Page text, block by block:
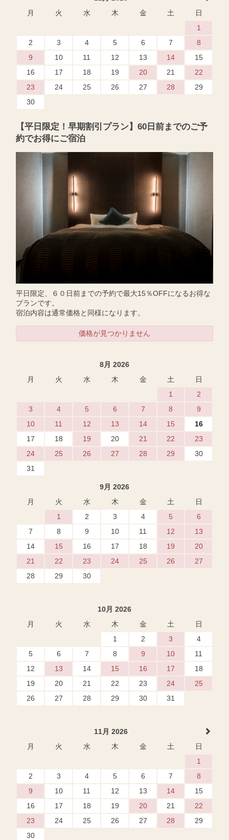
月
火 水 木 金 土
日
1
2
3 4 5 6 7
8
9
10 11 12 13 14
15
16
17 18 19 20 21
22
23
24 25 26 27 28
29
30
【平日限定！早期割引プラン】60日前までのご予
約でお得にご宿泊
平日限定、６０日前までの予約で最大15％OFFになるお得な
プランです。
宿泊内容は通常価格と同様になります。
価格が見つかりません
8月 2026
月
火 水 木 金 土
日
1
2
3
4 5 6 7 8
9
10
11 12 13 14 15
16
17
18 19 20 21 22
23
24
25 26 27 28 29
30
31
9月 2026
月
火 水 木 金 土
日
1
2 3 4 5
6
7
8 9 10 11 12
13
14
15 16 17 18 19
20
21
22 23 24 25 26
27
28
29 30
10月 2026
月
火 水 木 金 土
日
1
2 3
4
5
6 7 8 9 10
11
12
13 14 15 16 17
18
19
20 21 22 23 24
25
26
27 28 29 30 31
11月 2026
月
火 水 木 金 土
日
1
2
3 4 5 6 7
8
9
10 11 12 13 14
15
16
17 18 19 20 21
22
23
24 25 26 27 28
29
30